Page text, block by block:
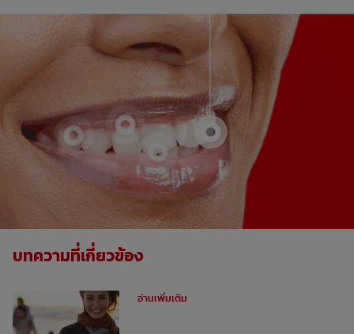
บทความที่เกี่ยวข้อง
อ่านเพิ่มเติม